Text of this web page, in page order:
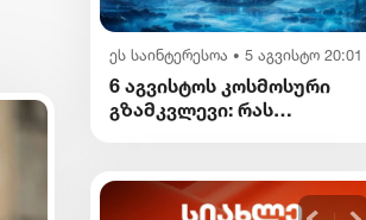
ეს საინტერესოა • 5 აგვისტო 20:01
6 აგვისტოს კოსმოსური
გზამკვლევი: რას